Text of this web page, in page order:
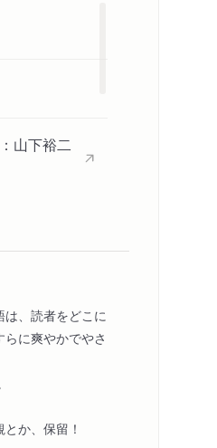
山下裕二
夫さん
、読者をどこに
に爽やかでやさ
か、保留！